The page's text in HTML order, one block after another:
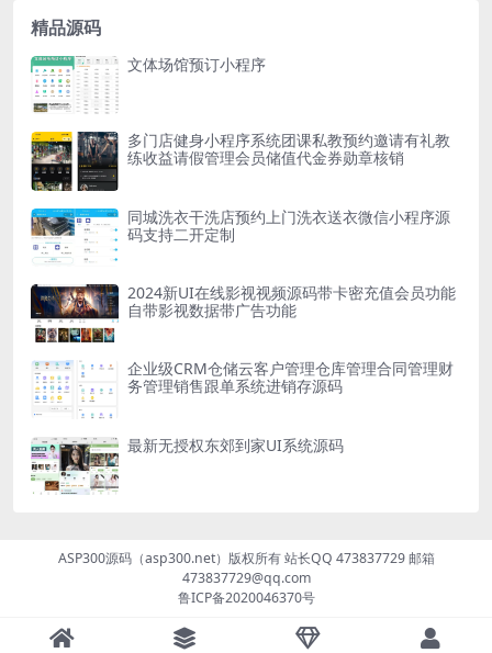
精品源码
文体场馆预订小程序
多门店健身小程序系统团课私教预约邀请有礼教
练收益请假管理会员储值代金券勋章核销
同城洗衣干洗店预约上门洗衣送衣微信小程序源
码支持二开定制
2024新UI在线影视视频源码带卡密充值会员功能
自带影视数据带广告功能
企业级CRM仓储云客户管理仓库管理合同管理财
务管理销售跟单系统进销存源码
最新无授权东郊到家UI系统源码
ASP300源码（asp300.net）版权所有 站长QQ 473837729 邮箱
473837729@qq.com
鲁ICP备2020046370号